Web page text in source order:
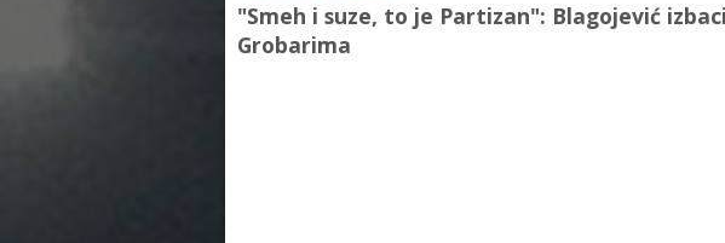
"Smeh i suze, to je Partizan": Blagojević
Grobarima